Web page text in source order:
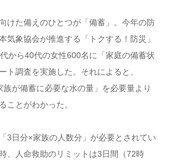
けた備えのひとつが「備蓄」。今年の防
気象協会が推進する「トクする！防災」
から40代の女性600名に「家庭の備蓄状
ト調査を実施した。それによると、
が備蓄に必要な水の量」を必要量より
ことがわかった。
3日分×家族の人数分」が必要とされてい
、人命救助のリミットは3日間（72時